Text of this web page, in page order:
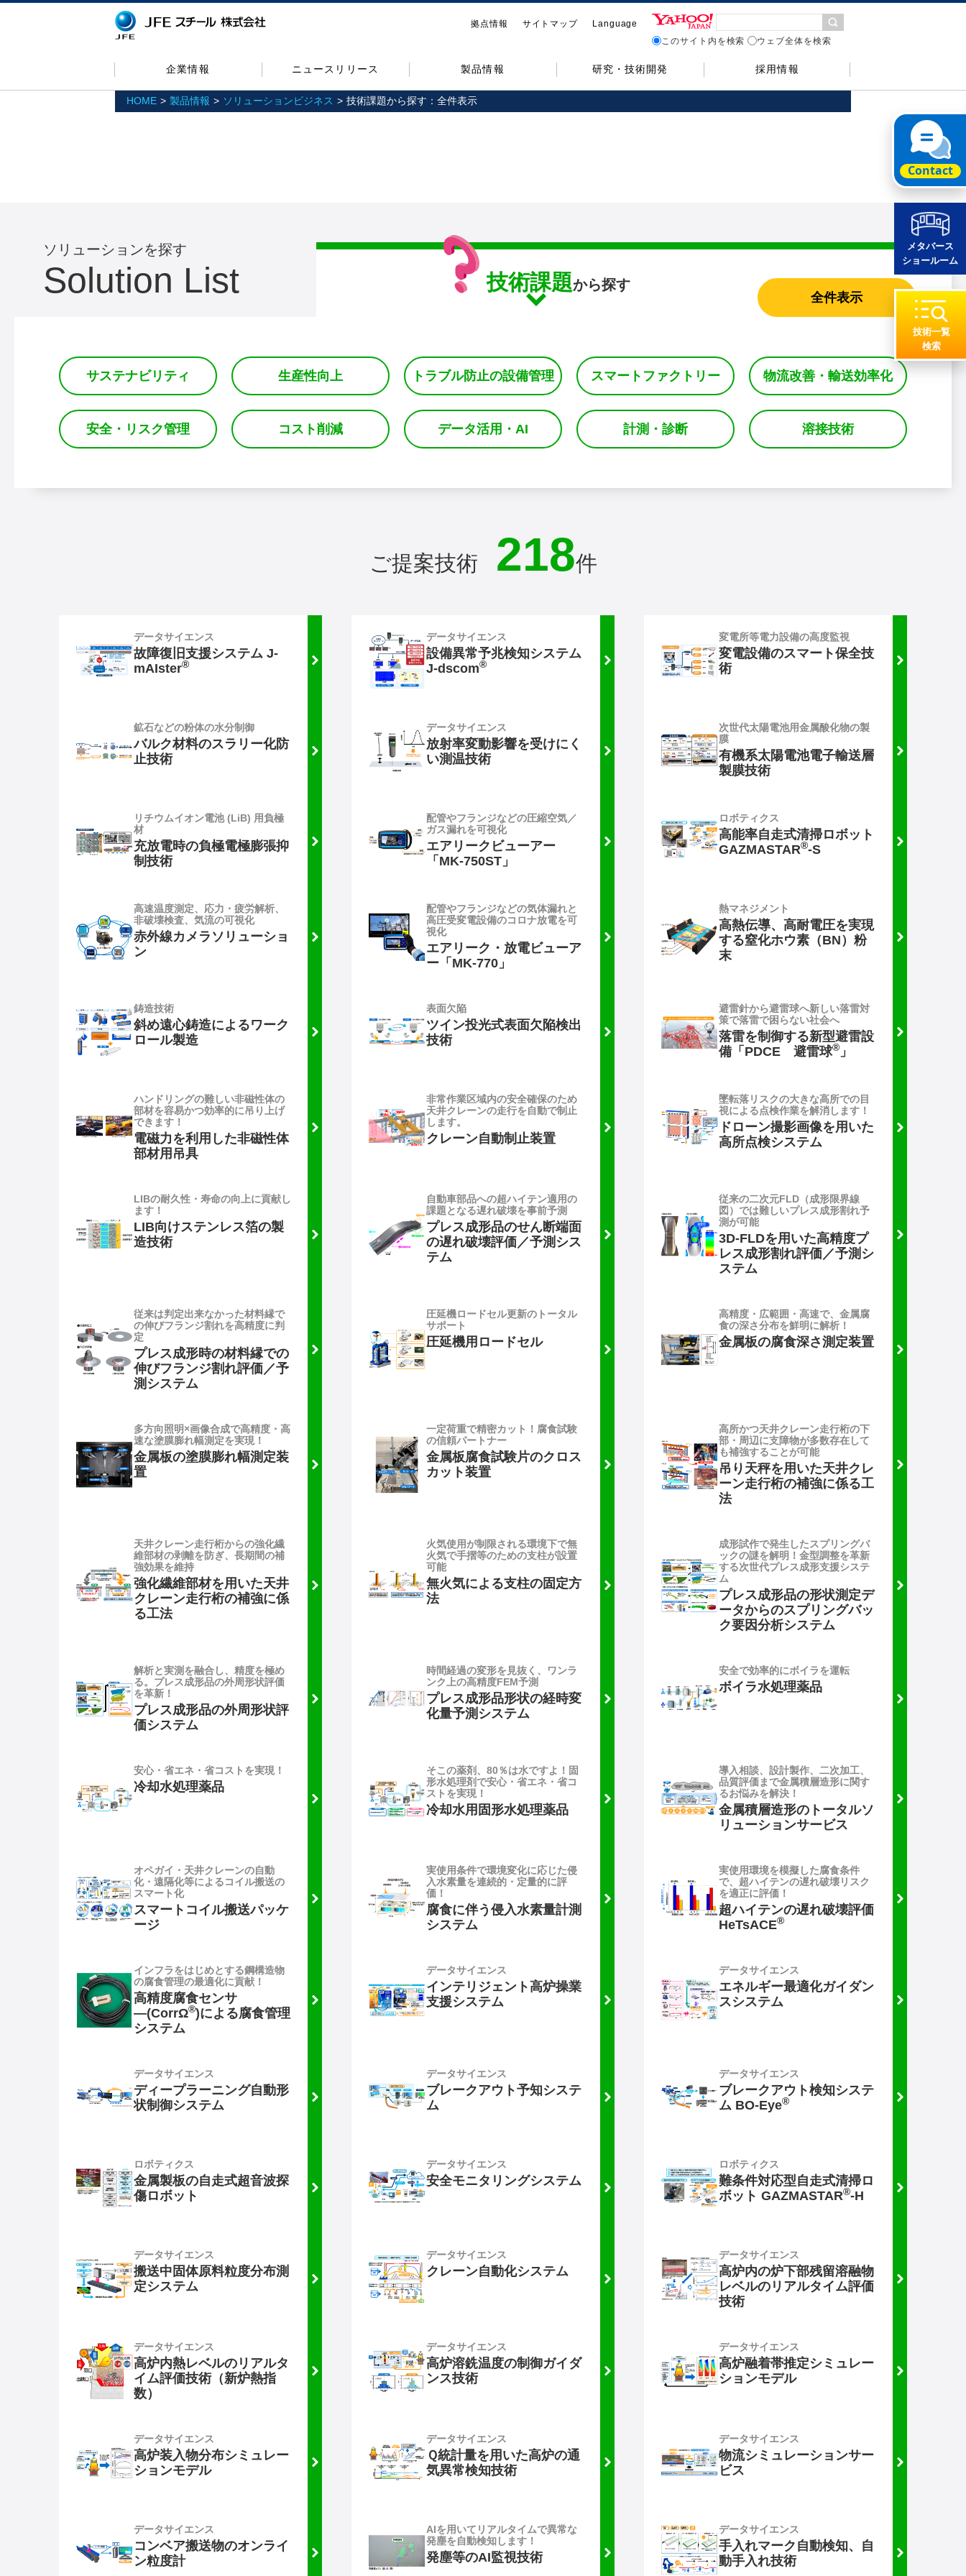
拠点情報 サイトマップ
Language
このサイト内を検索
ウェブ全体を検索
企業情報 ニュースリリース 製品情報 研究・技術開発 採用情報
HOME 製品情報 ソリューションビジネス 技術課題から探す：全件表示
メタバース
ショールーム
技術一覧
検索
ソリューションを探す
Solution List 技術課題から探す
全件表示
サステナビリティ 生産性向上 トラブル防止の設備管理 スマートファクトリー 物流改善・輸送効率化
安全・リスク管理 コスト削減 データ活用・AI 計測・診断 溶接技術
ご提案技術 218件
データサイエンス
故障復旧支援システム J-
mAIster®
データサイエンス
設備異常予兆検知システム
J-dscom®
変電所等電力設備の高度監視
変電設備のスマート保全技
術
鉱石などの粉体の水分制御
バルク材料のスラリー化防
止技術
データサイエンス
放射率変動影響を受けにく
い測温技術
次世代太陽電池用金属酸化物の製
膜
有機系太陽電池電子輸送層
製膜技術
リチウムイオン電池 (LiB) 用負極
材
充放電時の負極電極膨張抑
制技術
配管やフランジなどの圧縮空気／
ガス漏れを可視化
エアリークビューアー
「MK-750ST」
ロボティクス
高能率自走式清掃ロボット
GAZMASTAR®-S
高速温度測定、応力・疲労解析、
非破壊検査、気流の可視化
赤外線カメラソリューショ
ン
配管やフランジなどの気体漏れと
高圧受変電設備のコロナ放電を可
視化
エアリーク・放電ビューア
ー「MK-770」
熱マネジメント
高熱伝導、高耐電圧を実現
する窒化ホウ素（BN）粉
末
鋳造技術
斜め遠心鋳造によるワーク
ロール製造
表面欠陥
ツイン投光式表面欠陥検出
技術
避雷針から避雷球へ新しい落雷対
策で落雷で困らない社会へ
落雷を制御する新型避雷設
備「PDCE 避雷球® 」
ハンドリングの難しい非磁性体の
部材を容易かつ効率的に吊り上げ
できます！
電磁力を利用した非磁性体
部材用吊具
非常作業区域内の安全確保のため
天井クレーンの走行を自動で制止
します。
クレーン自動制止装置
墜転落リスクの大きな高所での目
視による点検作業を解消します！
ドローン撮影画像を用いた
高所点検システム
LIBの耐久性・寿命の向上に貢献し
ます！
LIB向けステンレス箔の製
造技術
自動車部品への超ハイテン適用の
課題となる遅れ破壊を事前予測
プレス成形品のせん断端面
の遅れ破壊評価／予測シス
テム
従来の二次元FLD（成形限界線
図）では難しいプレス成形割れ予
測が可能
3D-FLDを用いた高精度プ
レス成形割れ評価／予測シ
ステム
従来は判定出来なかった材料縁で
の伸びフランジ割れを高精度に判
定
プレス成形時の材料縁での
伸びフランジ割れ評価／予
測システム
圧延機ロードセル更新のトータル
サポート
圧延機用ロードセル
高精度・広範囲・高速で、金属腐
食の深さ分布を鮮明に解析！
金属板の腐食深さ測定装置
多方向照明×画像合成で高精度・高
速な塗膜膨れ幅測定を実現！
金属板の塗膜膨れ幅測定装
置
一定荷重で精密カット！腐食試験
の信頼パートナー
金属板腐食試験片のクロス
カット装置
高所かつ天井クレーン走行桁の下
部・周辺に支障物が多数存在して
も補強することが可能
吊り天秤を用いた天井クレ
ーン走行桁の補強に係る工
法
天井クレーン走行桁からの強化繊
維部材の剥離を防ぎ、長期間の補
強効果を維持
強化繊維部材を用いた天井
クレーン走行桁の補強に係
る工法
火気使用が制限される環境下で無
火気で手摺等のための支柱が設置
可能
無火気による支柱の固定方
法
成形試作で発生したスプリングバ
ックの謎を解明！金型調整を革新
する次世代プレス成形支援システ
ム
プレス成形品の形状測定デ
ータからのスプリングバッ
ク要因分析システム
解析と実測を融合し、精度を極め
る。プレス成形品の外周形状評価
を革新！
プレス成形品の外周形状評
価システム
時間経過の変形を見抜く、ワンラ
ンク上の高精度FEM予測
プレス成形品形状の経時変
化量予測システム
安全で効率的にボイラを運転
ボイラ水処理薬品
安心・省エネ・省コストを実現！
冷却水処理薬品
そこの薬剤、80％は水ですよ！固
形水処理剤で安心・省エネ・省コ
ストを実現！
冷却水用固形水処理薬品
導入相談、設計製作、二次加工、
品質評価まで金属積層造形に関す
るお悩みを解決！
金属積層造形のトータルソ
リューションサービス
オペガイ・天井クレーンの自動
化・遠隔化等によるコイル搬送の
スマート化
スマートコイル搬送パッケ
ージ
実使用条件で環境変化に応じた侵
入水素量を連続的・定量的に評
価！
腐食に伴う侵入水素量計測
システム
実使用環境を模擬した腐食条件
で、超ハイテンの遅れ破壊リスク
を適正に評価！
超ハイテンの遅れ破壊評価
HeTsACE®
インフラをはじめとする鋼構造物
の腐食管理の最適化に貢献！
高精度腐食センサ
―(CorrΩ®)による腐食管理
システム
データサイエンス
インテリジェント高炉操業
支援システム
データサイエンス
エネルギー最適化ガイダン
スシステム
データサイエンス
ディープラーニング自動形
状制御システム
データサイエンス
ブレークアウト予知システ
ム
データサイエンス
ブレークアウト検知システ
ム BO-Eye®
ロボティクス
金属製板の自走式超音波探
傷ロボット
データサイエンス
安全モニタリングシステム
ロボティクス
難条件対応型自走式清掃ロ
ボット GAZMASTAR®-H
データサイエンス
搬送中固体原料粒度分布測
定システム
データサイエンス
クレーン自動化システム
データサイエンス
高炉内の炉下部残留溶融物
レベルのリアルタイム評価
技術
データサイエンス
高炉内熱レベルのリアルタ
イム評価技術（新炉熱指
数）
データサイエンス
高炉溶銑温度の制御ガイダ
ンス技術
データサイエンス
高炉融着帯推定シミュレー
ションモデル
データサイエンス
高炉装入物分布シミュレー
ションモデル
データサイエンス
Ｑ統計量を用いた高炉の通
気異常検知技術
データサイエンス
物流シミュレーションサー
ビス
データサイエンス
コンベア搬送物のオンライ
ン粒度計
AIを用いてリアルタイムで異常な
発塵を自動検知します！
発塵等のAI監視技術
データサイエンス
手入れマーク自動検知、自
動手入れ技術